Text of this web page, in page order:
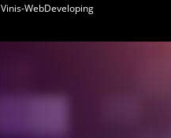
Vinis-WebDeveloping